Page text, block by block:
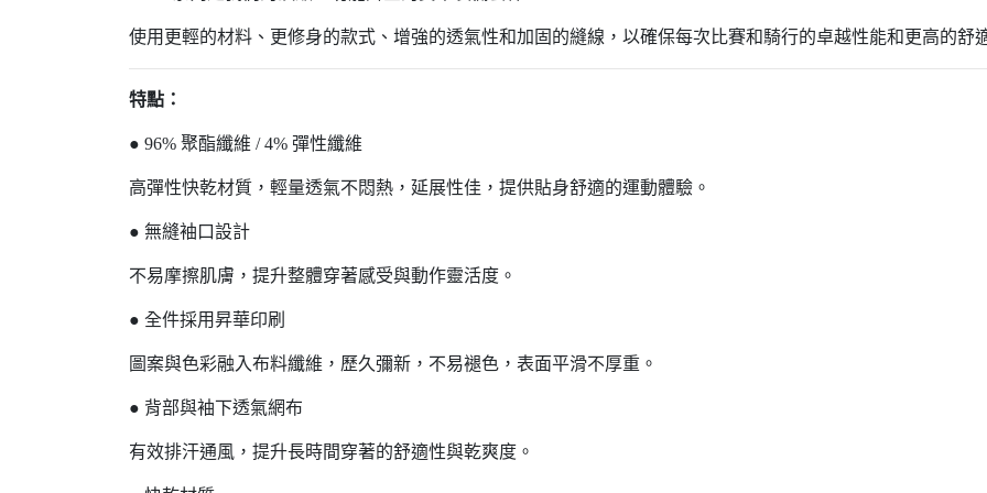
使用更輕的材料、更修身的款式、增強的透氣性和加固的縫線，以確保每次比賽和騎行的卓越性能和更高的舒
特點：
● 96% 聚酯纖維 / 4% 彈性纖維
高彈性快乾材質，輕量透氣不悶熱，延展性佳，提供貼身舒適的運動體驗。
● 無縫袖口設計
不易摩擦肌膚，提升整體穿著感受與動作靈活度。
● 全件採用昇華印刷
圖案與色彩融入布料纖維，歷久彌新，不易褪色，表面平滑不厚重。
● 背部與袖下透氣網布
有效排汗通風，提升長時間穿著的舒適性與乾爽度。